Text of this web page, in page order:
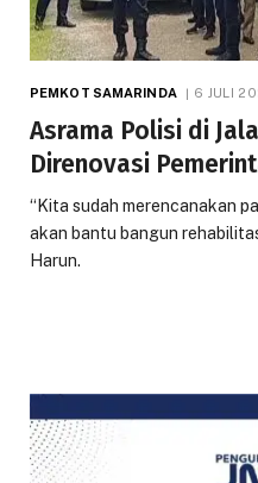
PEMKOT SAMARINDA 6 JULI
Asrama Polisi di
Direnovasi
“Kita sudah merencanakan
akan bantu bangun
Harun.